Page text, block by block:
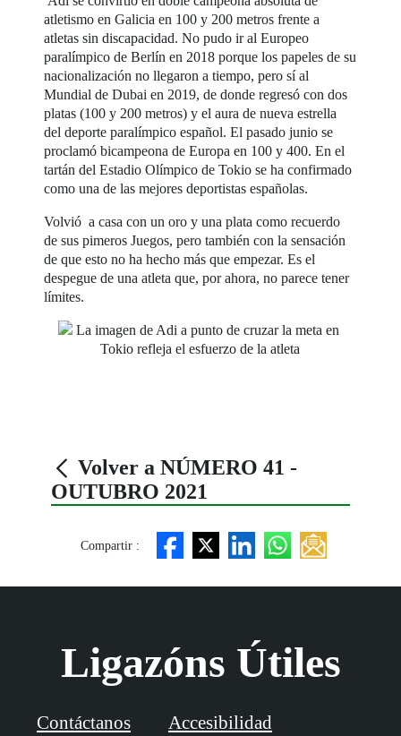
atletismo en Galicia en 100 y 200 metros frente a
atletas sin discapacidad. No pudo ir al Europeo
paralímpico de Berlín en 2018 porque los papeles de su
nacionalización no llegaron a tiempo, pero sí al
Mundial de Dubai en 2019, de donde regresó con dos
platas (100 y 200 metros) y el aura de nueva estrella
del deporte paralímpico español. El pasado junio se
proclamó bicampeona de Europa en 100 y 400. En el
tartán del Estadio Olímpico de Tokio se ha confirmado
como una de las mejores deportistas españolas.
Volvió a casa con un oro y una plata como recuerdo
de sus pimeros Juegos, pero también con la sensación
de que esto no ha hecho más que empezar. Es el
despegue de una atleta que, por ahora, no parece tener
límites.
Volver a NÚMERO 41 -
OUTUBRO 2021
Compartir :
Ligazóns Útiles
Contáctanos Accesibilidad